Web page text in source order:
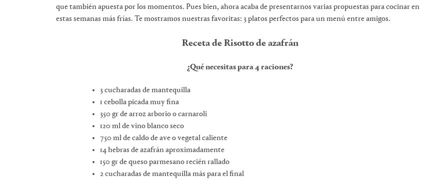
que también apuesta por los momentos. Pues bien, ahora acaba de presentarnos varias propuestas para cocinar en
estas semanas más frías. Te mostramos nuestras favoritas: 3 platos perfectos para un menú entre amigos.
Receta de Risotto de azafrán
¿Qué necesitas para 4 raciones?
3 cucharadas de mantequilla
1 cebolla picada muy fina
350 gr de arroz arborio o carnaroli
120 ml de vino blanco seco
750 ml de caldo de ave o vegetal caliente
14 hebras de azafrán aproximadamente
150 gr de queso parmesano recién rallado
2 cucharadas de mantequilla más para el final